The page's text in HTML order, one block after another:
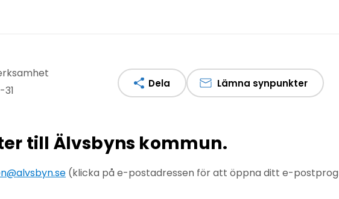
Dela Lämna synpunkter
till Älvsbyns kommun.
(klicka på e-postadressen för att öppna ditt e-